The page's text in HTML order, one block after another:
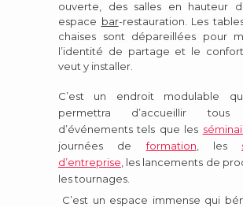
ouverte, des salles en hauteur
espace bar-restauration. Les
chaises sont dépareillées pour
l’identité de partage et le confort
veut y installer.
C’est un endroit modulable
permettra d’accueillir tous
d’événements tels que les
journées deformation , les
d’entreprise , les lancements de
les tournages.
C’est un espace immense qui